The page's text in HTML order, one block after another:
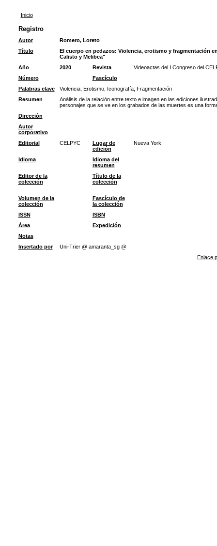
Inicio
Registro
Autor
Romero, Loreto
Título
El cuerpo en pedazos: Violencia, erotismo y fragmentación
Calisto y Melibea"
Año
2020 Revista
Videoactas del I Congreso del
Número
Fascículo
Palabras clave
Violencia; Erotismo; Iconografía; Fragmentación
Resumen
Análisis de la relación entre texto e imagen en las ediciones
personajes que se ve en los grabados de las muertes es una
Dirección
Autor
corporativo
Editorial
CELPYC
Lugar de
edición
Nueva York
Idioma
Idioma del
resumen
Editor de la
colección
Título de la
colección
Volumen de la
colección
Fascículo de
la colección
ISSN
ISBN
Área
Expedición
Notas
Insertado por
Uni-Trier @ amaranta_sg @
Enlace